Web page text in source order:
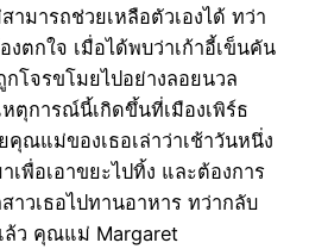
ามารถช่วยเหลือตัวเองได้ ทว่า
ตกใจ เมื่อได้พบว่าเก้าอี้เข็นคัน
กโจรขโมยไปอย่างลอยนวล
ตุการณ์นี้เกิดขึ้นที่เมืองเพิร์ธ
คุณแม่ของเธอเล่าว่าเช้าวันหนึ่ง
เพื่อเอาขยะไปทิ้ง และต้องการ
าวเธอไปทานอาหาร ทว่ากลับ
ล้ว คุณแม่ Margaret